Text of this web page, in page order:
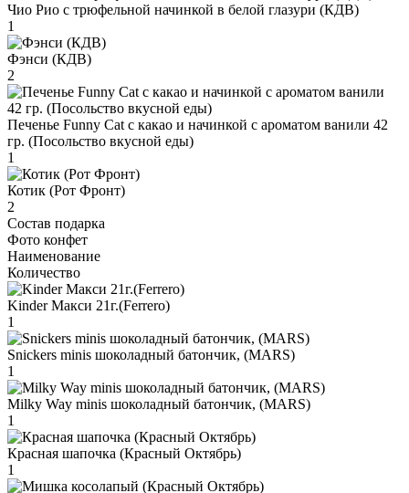
Чио Рио с трюфельной начинкой в белой глазури (КДВ)
1
Фэнси (КДВ)
2
Печенье Funny Сat с какао и начинкой с ароматом ванили 42
гр. (Посольство вкусной еды)
1
Котик (Рот Фронт)
2
Состав подарка
Фото конфет
Наименование
Количество
Kinder Макси 21г.(Ferrero)
1
Snickers minis шоколадный батончик, (MARS)
1
Milky Way minis шоколадный батончик, (MARS)
1
Красная шапочка (Красный Октябрь)
1